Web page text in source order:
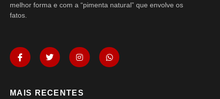
melhor forma e com a “pimenta natural” que envolve os
fatos.
MAIS RECENTES